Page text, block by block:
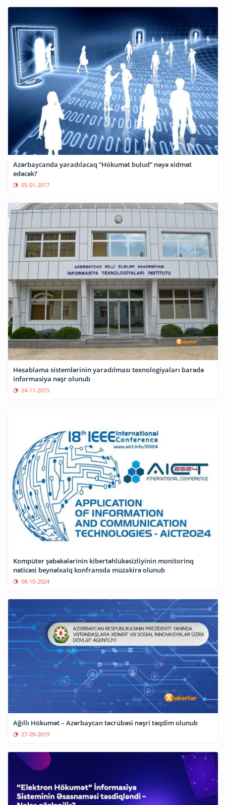
Azərbaycanda yaradılacaq “Hökumət bulud” nəyə xidmət
edəcək?
05-01-2017
Hesablama sistemlərinin yaradılması texnologiyaları barədə
informasiya nəşr olunub
24-11-2015
Kompüter şəbəkələrinin kibertəhlükəsizliyinin monitorinq
nəticəsi beynəlxalq konfransda müzakirə olunub
08-10-2024
Ağıllı Hökumət – Azərbaycan təcrübəsi nəşri təqdim olunub
27-09-2019